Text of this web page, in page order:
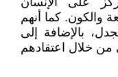
والكون. كما أنهم
بالإضافة إلى
من خلال اعتقادهم